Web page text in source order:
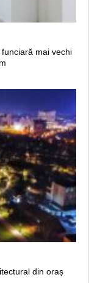
mai vechi
din oraș